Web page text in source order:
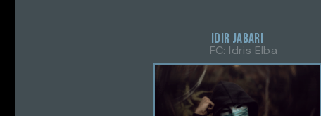
Idir Jabari
FC: Idris Elba